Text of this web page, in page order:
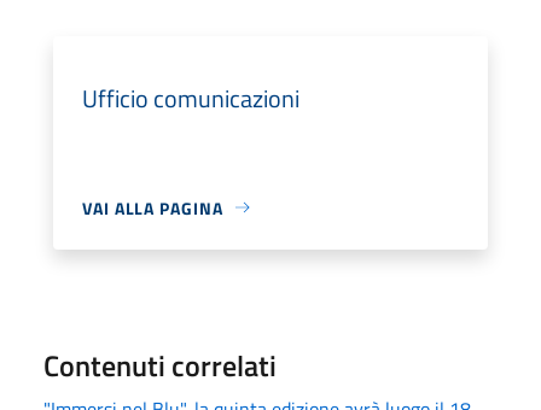
Ufficio comunicazioni
VAI ALLA PAGINA
Contenuti correlati